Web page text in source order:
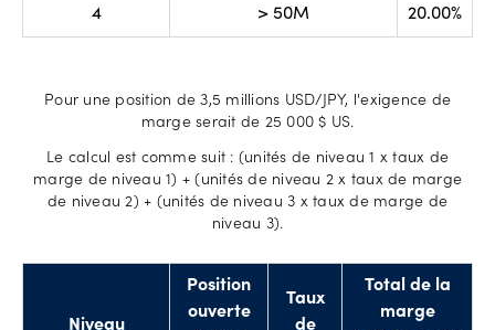
4 > 50M 20.00%
Pour une position de 3,5 millions USD/JPY, l'exigence de
marge serait de 25 000 $ US.
Le calcul est comme suit : (unités de niveau 1 x taux de
marge de niveau 1) + (unités de niveau 2 x taux de marge
de niveau 2) + (unités de niveau 3 x taux de marge de
niveau 3).
Niveau
Position
ouverte
Taux
de
Total de la
marge